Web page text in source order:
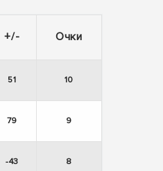
+/- Очки
51 10
79 9
-43 8